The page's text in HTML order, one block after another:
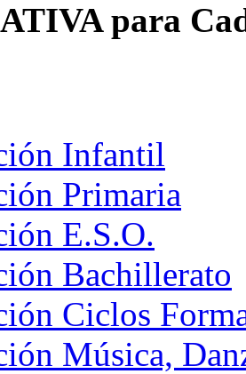
para
Infantil
Primaria
E.S.O.
Bachillerato
Ciclos
Música,